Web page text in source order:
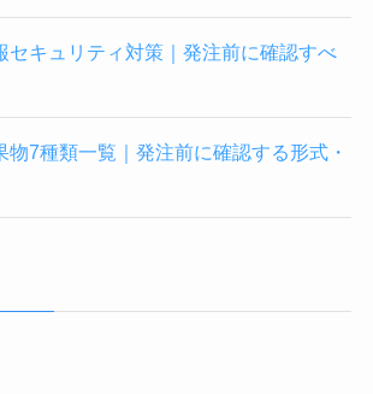
セキュリティ対策｜発注前に確認すべ
物7種類一覧｜発注前に確認する形式・